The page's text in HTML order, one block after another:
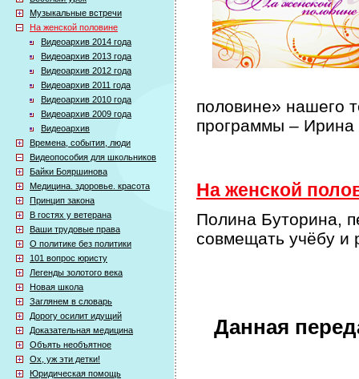
Музыкальные встречи
На женской половине
Видеоархив 2014 года
Видеоархив 2013 года
Видеоархив 2012 года
Видеоархив 2011 года
Видеоархив 2010 года
Видеоархив 2009 года
Видеоархив
Времена, события, люди
Видеопособия для школьников
Байки Бояршинова
Медицина. здоровье. красота
Принцип закона
В гостях у ветерана
Ваши трудовые права
О политике без политики
101 вопрос юристу
Легенды золотого века
Новая школа
Заглянем в словарь
Дорогу осилит идущий
Доказательная медицина
Объять необъятное
Ох, уж эти детки!
Юридическая помощь
половине» нашего
программы –
На женской
Полина Буторина,
совмещать учёбу и
Данная